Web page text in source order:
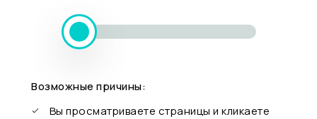
Возможные причины:
Вы просматриваете страницы и кликаете